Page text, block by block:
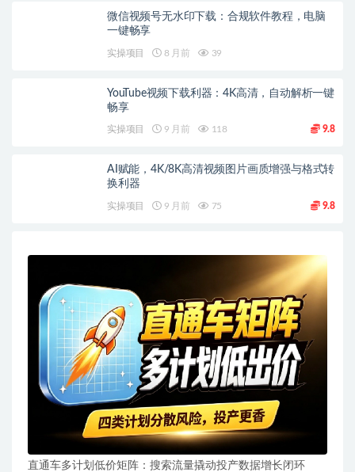
微信视频号无水印下载：合规软件教程，电脑
一键畅享
实操项目 8 月前 39
YouTube视频下载利器：4K高清，自动解析一键
畅享
实操项目 9 月前 118 9.8
AI赋能，4K/8K高清视频图片画质增强与格式转
换利器
实操项目 9 月前 75 9.8
直通车多计划低价矩阵：搜索流量撬动投产数据增长闭环